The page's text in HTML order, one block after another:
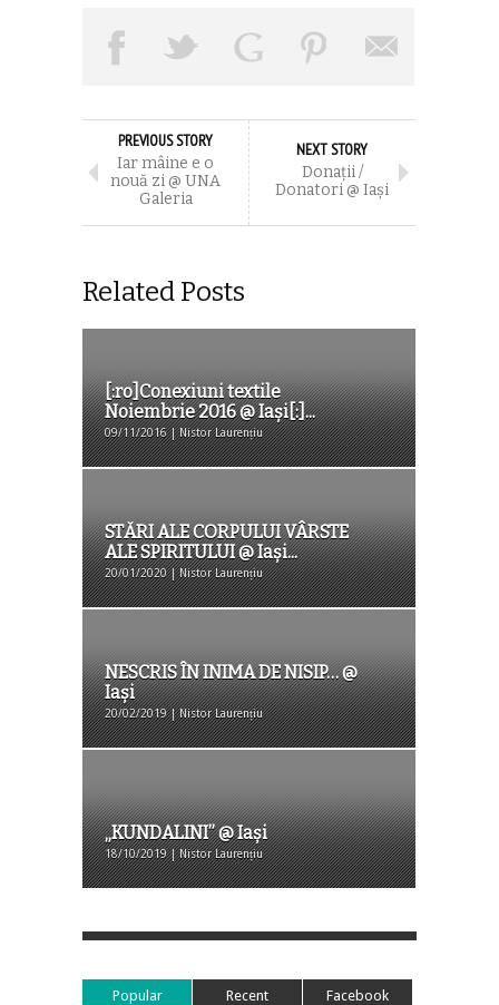
PREVIOUS STORY
Iar mâine e o
nouă zi @ UNA
Galeria
NEXT STORY
Donații /
Donatori @ Iași
Related Posts
[:ro]Conexiuni textile
Noiembrie 2016 @ Iași[:]...
09/11/2016 | Nistor Laurențiu
STĂRI ALE CORPULUI VÂRSTE
ALE SPIRITULUI @ Iași...
20/01/2020 | Nistor Laurențiu
NESCRIS ÎN INIMA DE NISIP… @
Iași
20/02/2019 | Nistor Laurențiu
„KUNDALINI” @ Iași
18/10/2019 | Nistor Laurențiu
Popular Recent Facebook